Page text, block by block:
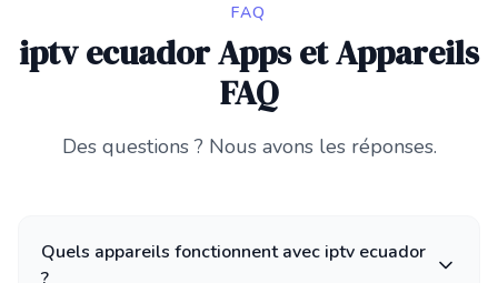
FAQ
iptv ecuador Apps et Appareils
FAQ
Des questions ? Nous avons les réponses.
Quels appareils fonctionnent avec iptv ecuador